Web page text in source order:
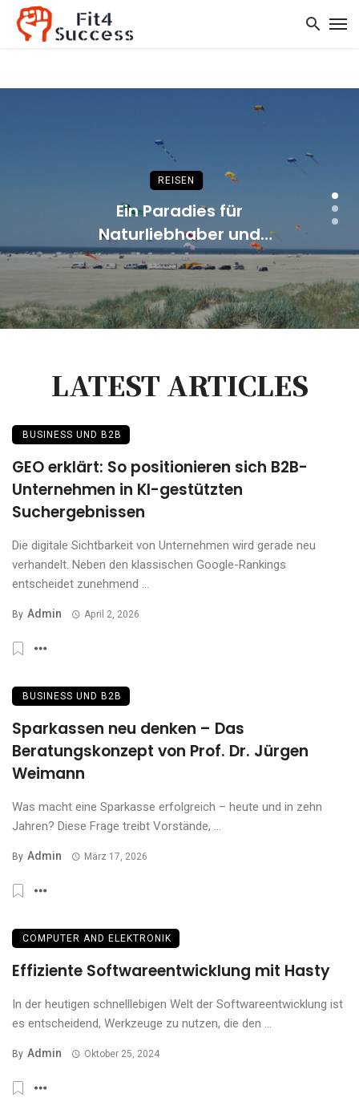
REISEN
Ein Paradies für
Naturliebhaber und
Kulturinteressierte
LATEST ARTICLES
BUSINESS UND B2B
GEO erklärt: So positionieren sich B2B-
Unternehmen in KI-gestützten
Suchergebnissen
Die digitale Sichtbarkeit von Unternehmen wird gerade neu
verhandelt. Neben den klassischen Google-Rankings
entscheidet zunehmend ...
By Admin April 2, 2026
BUSINESS UND B2B
Sparkassen neu denken – Das
Beratungskonzept von Prof. Dr. Jürgen
Weimann
Was macht eine Sparkasse erfolgreich – heute und in zehn
Jahren? Diese Frage treibt Vorstände, ...
By Admin März 17, 2026
COMPUTER AND ELEKTRONIK
Effiziente Softwareentwicklung mit Hasty
In der heutigen schnelllebigen Welt der Softwareentwicklung ist
es entscheidend, Werkzeuge zu nutzen, die den ...
By Admin Oktober 25, 2024